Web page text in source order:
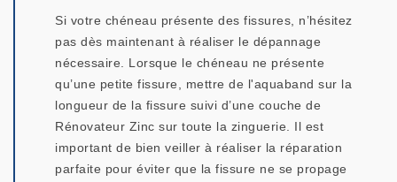
Si votre chéneau présente des fissures, n’hésitez
pas dès maintenant à réaliser le dépannage
nécessaire. Lorsque le chéneau ne présente
qu’une petite fissure, mettre de l'aquaband sur la
longueur de la fissure suivi d’une couche de
Rénovateur Zinc sur toute la zinguerie. Il est
important de bien veiller à réaliser la réparation
parfaite pour éviter que la fissure ne se propage